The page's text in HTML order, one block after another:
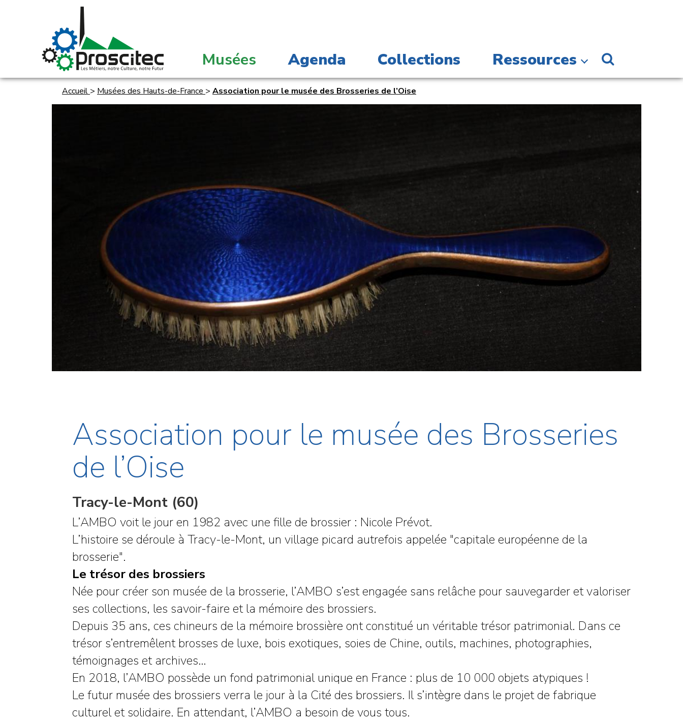
Musées Agenda Collections Ressources
Accueil > Musées des Hauts-de-France > Association pour le musée des Brosseries de l’Oise
Association pour le musée des Brosseries
de l’Oise
Tracy-le-Mont (60)
L’AMBO voit le jour en 1982 avec une fille de brossier : Nicole Prévot.
L’histoire se déroule à Tracy-le-Mont, un village picard autrefois appelée "capitale européenne de la
brosserie".
Le trésor des brossiers
Née pour créer son musée de la brosserie, l’AMBO s’est engagée sans relâche pour sauvegarder et valoriser
ses collections, les savoir-faire et la mémoire des brossiers.
Depuis 35 ans, ces chineurs de la mémoire brossière ont constitué un véritable trésor patrimonial. Dans ce
trésor s’entremêlent brosses de luxe, bois exotiques, soies de Chine, outils, machines, photographies,
témoignages et archives…
En 2018, l’AMBO possède un fond patrimonial unique en France : plus de 10 000 objets atypiques !
Le futur musée des brossiers verra le jour à la Cité des brossiers. Il s’intègre dans le projet de fabrique
culturel et solidaire. En attendant, l’AMBO a besoin de vous tous.